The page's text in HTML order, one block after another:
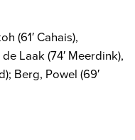
(61′ Cahais),
Laak (74′ Meerdink),
Berg, Powel (69′